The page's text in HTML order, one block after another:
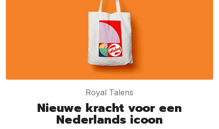
Royal Talens
Nieuwe kracht voor een
Nederlands icoon